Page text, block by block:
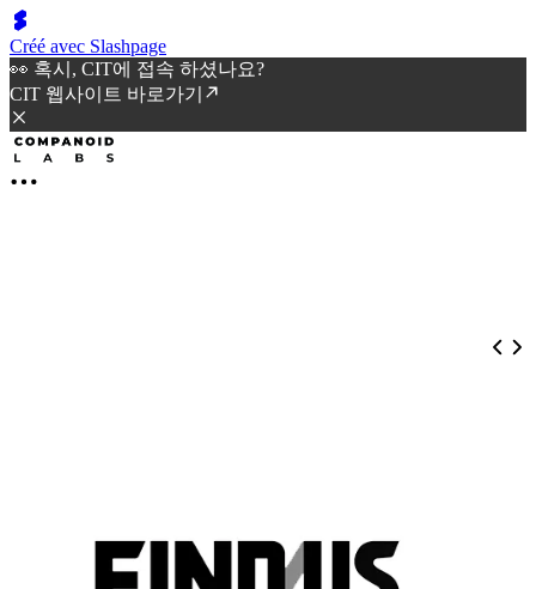
Créé avec Slashpage
👀 혹시, CIT에 접속 하셨나요?
CIT 웹사이트 바로가기